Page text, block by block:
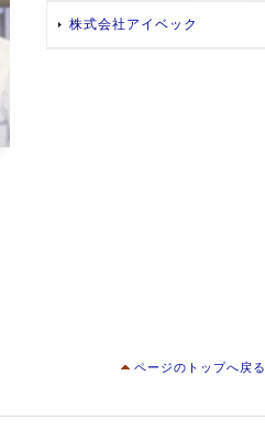
株式会社アイベック
ページのトップへ戻る